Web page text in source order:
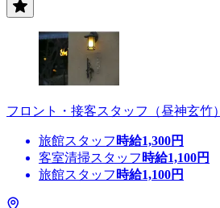
フロント・接客スタッフ（昼神玄竹）
旅館スタッフ 時給1,300円
客室清掃スタッフ 時給1,100円
旅館スタッフ 時給1,100円